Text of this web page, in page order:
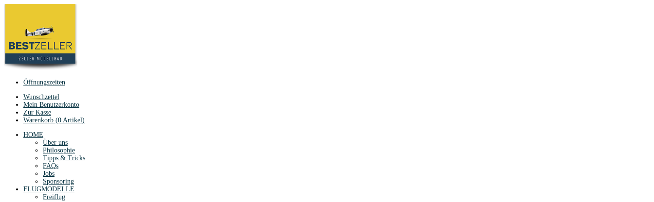
Öffnungszeiten
Wunschzettel
Mein Benutzerkonto
Zur Kasse
Warenkorb (0 Artikel)
HOME
Über uns
Philosophie
Tipps & Tricks
FAQs
Jobs
Sponsoring
FLUGMODELLE
Freiflug